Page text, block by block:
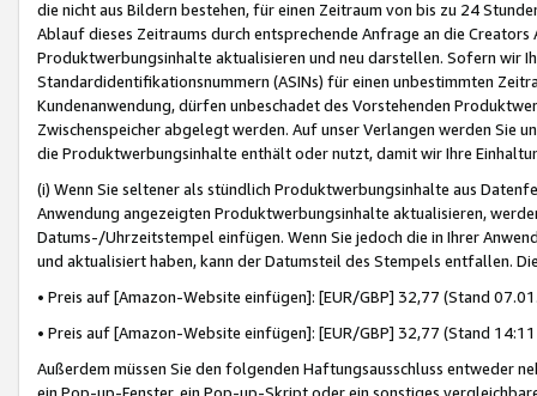
die nicht aus Bildern bestehen, für einen Zeitraum von bis zu 24
Ablauf dieses Zeitraums durch entsprechende Anfrage an die
Produktwerbungsinhalte aktualisieren und neu darstellen. Sofern wir
Standardidentifikationsnummern (ASINs) für einen unbestimmten
Kundenanwendung, dürfen unbeschadet des Vorstehenden
Zwischenspeicher abgelegt werden. Auf unser Verlangen werden Sie
die Produktwerbungsinhalte enthält oder nutzt, damit wir Ihre
(i) Wenn Sie seltener als stündlich Produktwerbungsinhalte aus
Anwendung angezeigten Produktwerbungsinhalte aktualisieren,
Datums-/Uhrzeitstempel einfügen. Wenn Sie jedoch die in Ihrer
und aktualisiert haben, kann der Datumsteil des Stempels entfallen.
• Preis auf [Amazon-Website einfügen]: [EUR/GBP] 32,77 (Stand
• Preis auf [Amazon-Website einfügen]: [EUR/GBP] 32,77 (Stand
Außerdem müssen Sie den folgenden Haftungsausschluss entweder
ein Pop-up-Fenster, ein Pop-up-Skript oder ein sonstiges